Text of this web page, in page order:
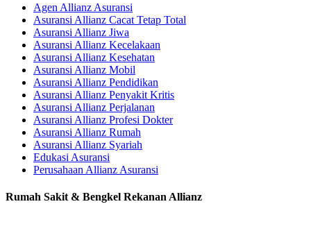
Agen Allianz Asuransi
Asuransi Allianz Cacat Tetap Total
Asuransi Allianz Jiwa
Asuransi Allianz Kecelakaan
Asuransi Allianz Kesehatan
Asuransi Allianz Mobil
Asuransi Allianz Pendidikan
Asuransi Allianz Penyakit Kritis
Asuransi Allianz Perjalanan
Asuransi Allianz Profesi Dokter
Asuransi Allianz Rumah
Asuransi Allianz Syariah
Edukasi Asuransi
Perusahaan Allianz Asuransi
Rumah Sakit & Bengkel Rekanan Allianz